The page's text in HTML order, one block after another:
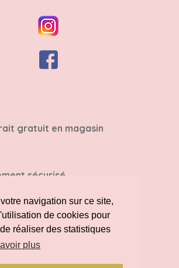
navigation sur ce site,
de cookies pour
réaliser des statistiques
plus
gratuit en magasin
sécurisé
possible sous 14 jours